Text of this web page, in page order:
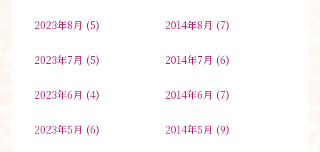
2023年8月 (5)
2023年7月 (5)
2023年6月 (4)
2023年5月 (6)
2014年8月 (7)
2014年7月 (6)
2014年6月 (7)
2014年5月 (9)